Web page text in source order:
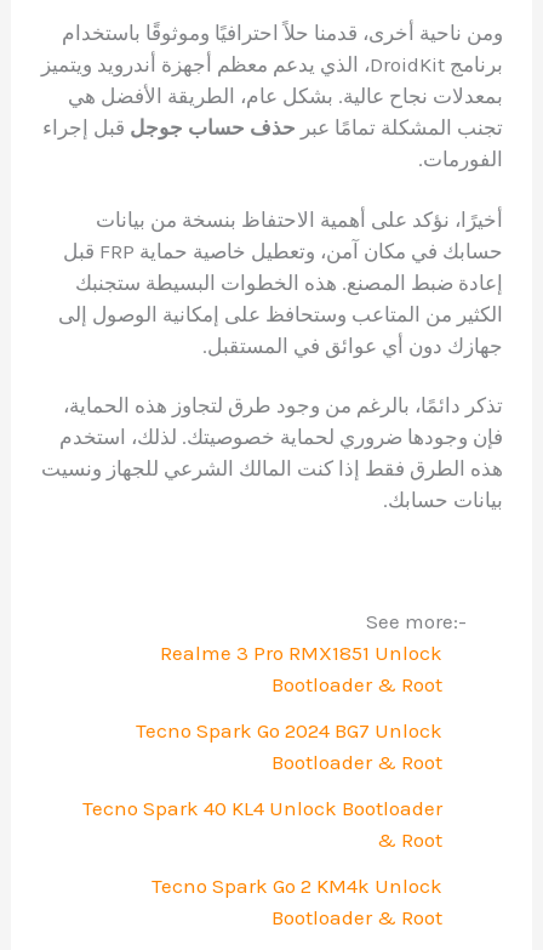
ومن ناحية أخرى، قدمنا حلاً احترافيًا وموثوقًا باستخدام
برنامج DroidKit، الذي يدعم معظم أجهزة أندرويد ويتميز
بمعدلات نجاح عالية. بشكل عام، الطريقة الأفضل هي
تجنب المشكلة تمامًا عبر حذف حساب جوجل قبل إجراء
الفورمات.
أخيرًا، نؤكد على أهمية الاحتفاظ بنسخة من بيانات
حسابك في مكان آمن، وتعطيل خاصية حماية FRP قبل
إعادة ضبط المصنع. هذه الخطوات البسيطة ستجنبك
الكثير من المتاعب وستحافظ على إمكانية الوصول إلى
جهازك دون أي عوائق في المستقبل.
تذكر دائمًا، بالرغم من وجود طرق لتجاوز هذه الحماية،
فإن وجودها ضروري لحماية خصوصيتك. لذلك، استخدم
هذه الطرق فقط إذا كنت المالك الشرعي للجهاز ونسيت
بيانات حسابك.
See more:-
Realme 3 Pro RMX1851 Unlock
Bootloader & Root
Tecno Spark Go 2024 BG7 Unlock
Bootloader & Root
Tecno Spark 40 KL4 Unlock Bootloader
& Root
Tecno Spark Go 2 KM4k Unlock
Bootloader & Root